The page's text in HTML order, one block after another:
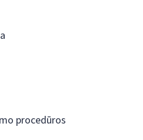
procedūros